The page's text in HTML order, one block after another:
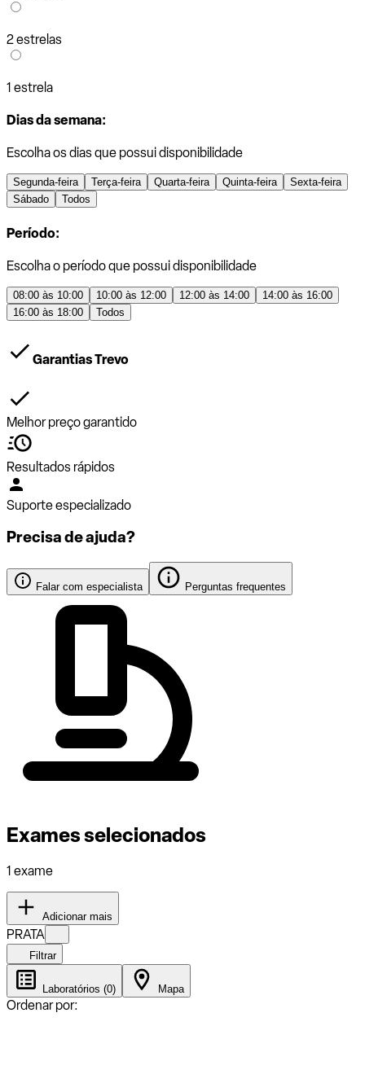
2 estrelas
1 estrela
Dias da semana:
Escolha os dias que possui disponibilidade
Segunda-feira Terça-feira Quarta-feira Quinta-feira
Sexta-feira
Sábado
Todos
Período:
Escolha o período que possui disponibilidade
08:00 às 10:00 10:00 às 12:00 12:00 às 14:00
14:00 às 16:00
16:00 às 18:00
Todos
Garantias Trevo
Melhor preço garantido
Resultados rápidos
Suporte especializado
Precisa de ajuda?
Falar com especialista Perguntas frequentes
Exames selecionados
1 exame
Adicionar mais
PRATA
Filtrar
Laboratórios (0) Mapa
Ordenar por: